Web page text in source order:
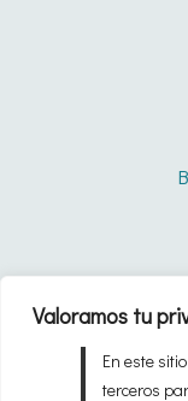
Valoramos tu
En este
terceros